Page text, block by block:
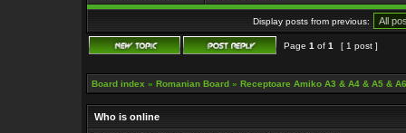
Display posts from previous:
Page 1 of 1 [ 1 post ]
Board index » Romanian Board » Receptoare Amiko A3 & A4 & A5 & A6
Who is online